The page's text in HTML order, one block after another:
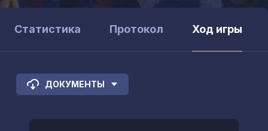
Статистика Протокол Ход игры
ДОКУМЕНТЫ